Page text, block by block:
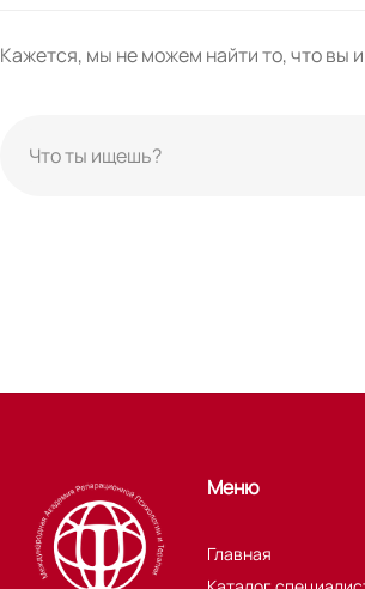
Кажется, мы не можем найти то, что вы
Меню
Главная